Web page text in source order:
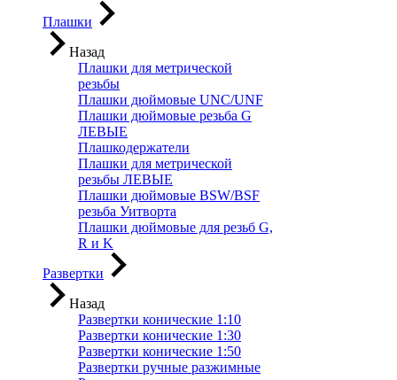
Плашки
Назад
Плашки для метрической
резьбы
Плашки дюймовые UNC/UNF
Плашки дюймовые резьба G
ЛЕВЫЕ
Плашкодержатели
Плашки для метрической
резьбы ЛЕВЫЕ
Плашки дюймовые BSW/BSF
резьба Уитворта
Плашки дюймовые для резьб G,
R и K
Развертки
Назад
Развертки конические 1:10
Развертки конические 1:30
Развертки конические 1:50
Развертки ручные разжимные